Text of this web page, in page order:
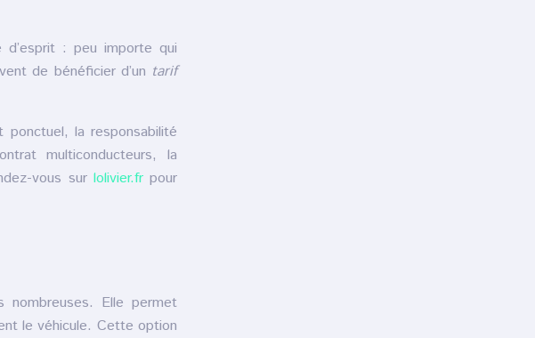
d’esprit : peu importe qui
de bénéficier d’un tarif
ponctuel, la responsabilité
multiconducteurs, la
vous sur lolivier.frpour
nombreuses. Elle permet
le véhicule. Cette option